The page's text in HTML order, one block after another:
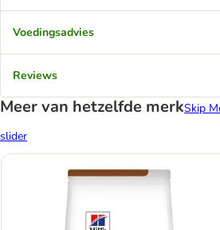
Voedingsadvies
Reviews
Meer van hetzelfde merkSkip
slider